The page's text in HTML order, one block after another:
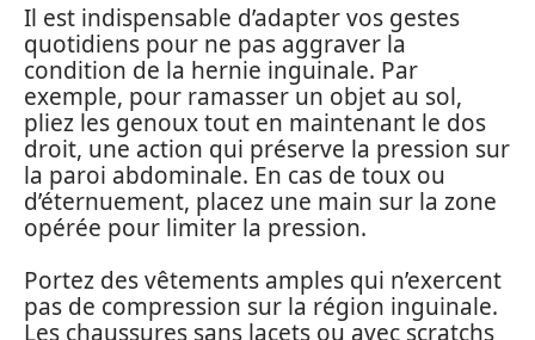
Il est indispensable d’adapter vos gestes
quotidiens pour ne pas aggraver la
condition de la hernie inguinale. Par
exemple, pour ramasser un objet au sol,
pliez les genoux tout en maintenant le dos
droit, une action qui préserve la pression sur
la paroi abdominale. En cas de toux ou
d’éternuement, placez une main sur la zone
opérée pour limiter la pression.
Portez des vêtements amples qui n’exercent
pas de compression sur la région inguinale.
Les chaussures sans lacets ou avec scratchs